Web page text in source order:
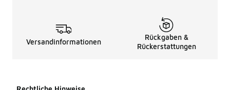
Versandinformationen
Rückgaben &
Rückerstattungen